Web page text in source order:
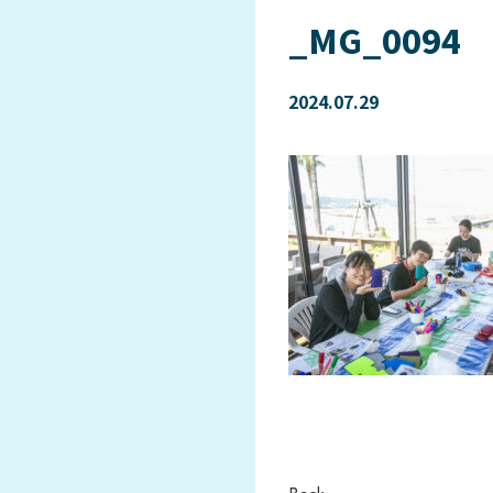
_MG_0094
2024.07.29